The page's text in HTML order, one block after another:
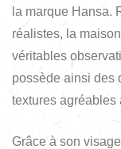
la marque Hansa.
réalistes, la
véritables
possède ainsi des
textures agréables
Grâce à son